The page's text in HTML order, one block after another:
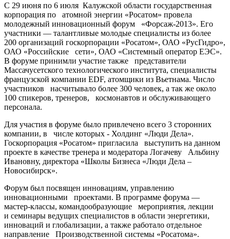
С 29 июня по 6 июля Калужской области государственная
корпорация по атомной энергии «Росатом» провела
молодежный инновационный форум «Форсаж-2013». Его
участники — талантливые молодые специалисты из более
200 организаций госкорпорации «Росатом», ОАО «РусГидро»,
ОАО «Российские сети», ОАО «Системный оператор ЕЭС».
В форуме принимли участие также представители
Массачусетского технологического института, специалисты
французской компании EDF, атомщики из Вьетнама. Число
участников насчитывало более 300 человек, а так же около
100 спикеров, тренеров, космонавтов и обслуживающего
персонала.
Для участия в форуме было привлечено всего 3 сторонних
компании, в числе которых - Холдинг «Люди Дела».
Госкорпорация «Росатом» пригласила выступить на данном
проекте в качестве тренера и модератора Логачеву Альбину
Ивановну, директора «Школы Бизнеса «Люди Дела –
Новосибирск».
Форум был посвящен инновациям, управлению
инновационными проектами. В программе форума —
мастер-классы, командообразующие мероприятия, лекции
и семинары ведущих специалистов в области энергетики,
инноваций и глобализации, а также работало отдельное
направление Производственной системы «Росатома».